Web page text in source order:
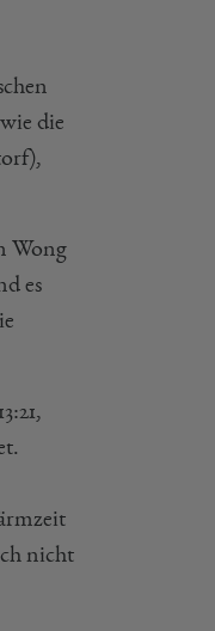
die
Wong
es
nicht